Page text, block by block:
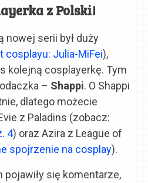
z Polski!
nowej serii był duży
cosplayu: Julia-MiFei),
kolejną cosplayerkę. Tym
– Shappi. O Shappi
dlatego możecie
z Paladins (zobacz:
4) oraz Azira z League of
spojrzenie na cosplay).
się komentarze,